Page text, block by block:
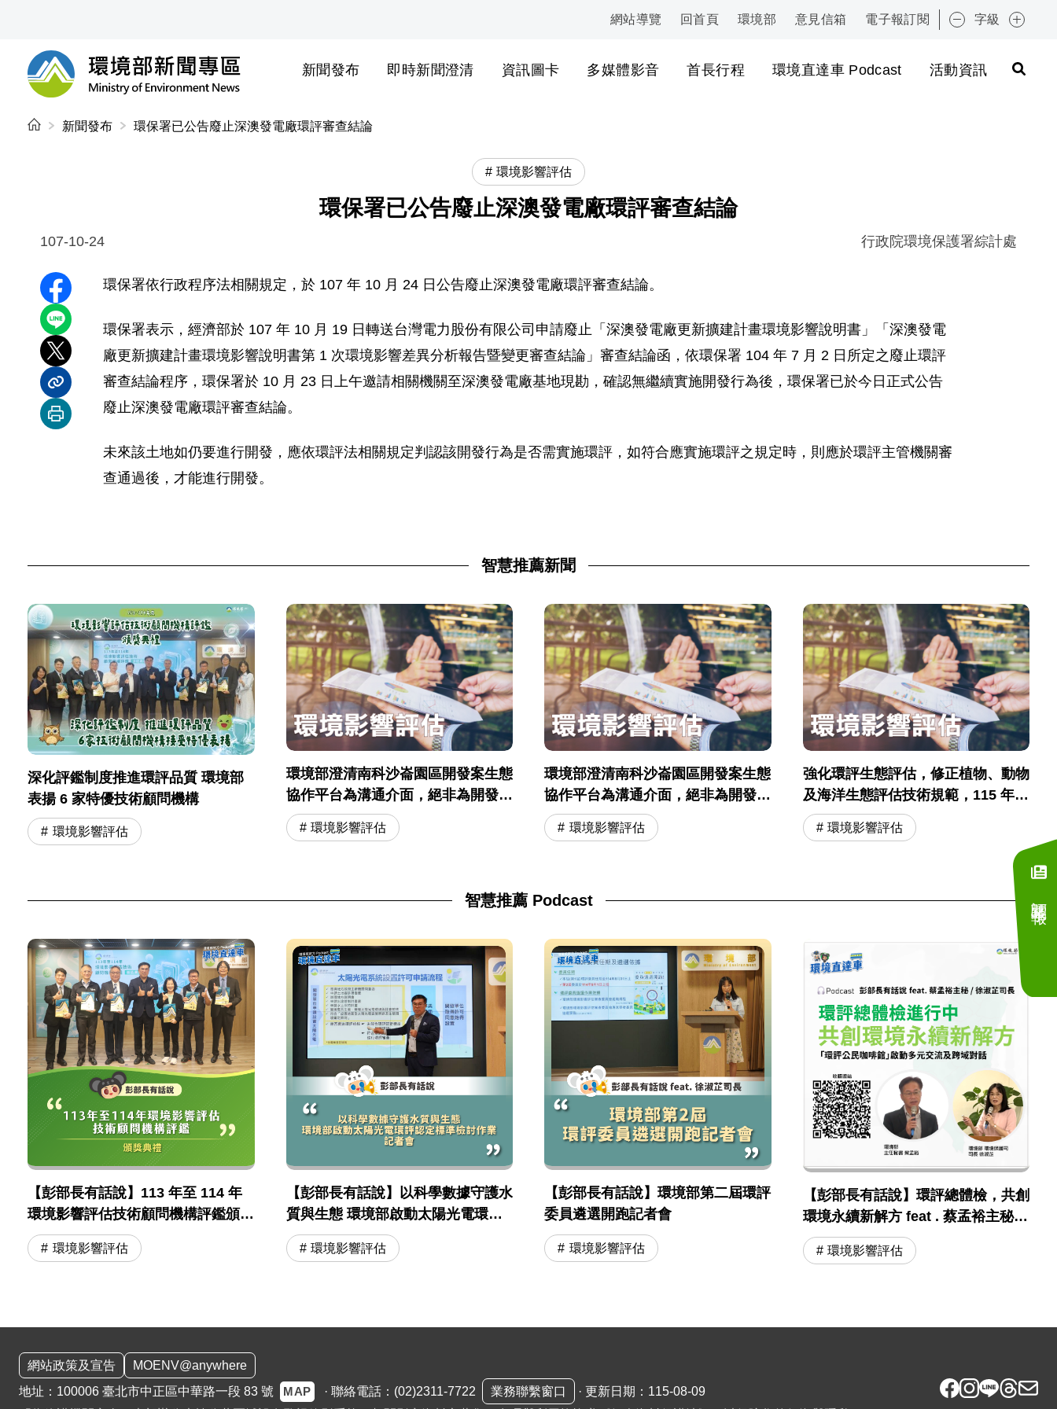
:::
網站導覽 回首頁 環境部 意見信箱 電子報訂閱 字級
環境部新聞專區
新聞發布 即時新聞澄清 資訊圖卡 多媒體影音 首長行程 環境直達車 Podcast 活動資訊
:::
新聞發布 環保署已公告廢止深澳發電廠環評審查結論
環境影響評估
環保署已公告廢止深澳發電廠環評審查結論
107-10-24 行政院環境保護署綜計處
分享至 Facebook
分享到 LINE
分享到 X
分享內容連結
列印本頁
環保署依行政程序法相關規定，於 107 年 10 月 24 日公告廢止深澳發電廠環評審查結論。
環保署表示，經濟部於 107 年 10 月 19 日轉送台灣電力股份有限公司申請廢止「深澳發電廠更新擴建計畫環境影響說明書」「深澳發電
廠更新擴建計畫環境影響說明書第 1 次環境影響差異分析報告暨變更審查結論」審查結論函，依環保署 104 年 7 月 2 日所定之廢止環評
審查結論程序，環保署於 10 月 23 日上午邀請相關機關至深澳發電廠基地現勘，確認無繼續實施開發行為後，環保署已於今日正式公告
廢止深澳發電廠環評審查結論。
未來該土地如仍要進行開發，應依環評法相關規定判認該開發行為是否需實施環評，如符合應實施環評之規定時，則應於環評主管機關審
查通過後，才能進行開發。
智慧推薦新聞
深化評鑑制度推進環評品質 環境部
表揚 6 家特優技術顧問機構
環境影響評估
環境部澄清南科沙崙園區開發案生態
協作平台為溝通介面，絕非為開發單
位背書
環境影響評估
環境部澄清南科沙崙園區開發案生態
協作平台為溝通介面，絕非為開發單
位背書
環境影響評估
強化環評生態評估，修正植物、動物
及海洋生態評估技術規範，115 年
12 月 1 日施行
環境影響評估
智慧推薦 Podcast
【彭部長有話說】113 年至 114 年
環境影響評估技術顧問機構評鑑頒獎
典禮
環境影響評估
【彭部長有話說】以科學數據守護水
質與生態 環境部啟動太陽光電環評
認定標準檢討作業」記者會
環境影響評估
【彭部長有話說】環境部第二屆環評
委員遴選開跑記者會
環境影響評估
【彭部長有話說】環評總體檢，共創
環境永續新解方 feat . 蔡孟裕主秘 /
徐淑芷司長
環境影響評估
網站政策及宣告
MOENV@anywhere
地址：100006 臺北市中正區中華路一段 83 號
MAP · 聯絡電話： (02)2311-7722 業務聯繫窗口 · 更新日期：115-08-09